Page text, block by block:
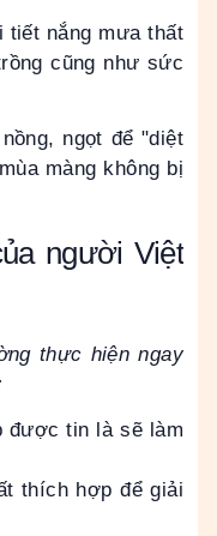
tiết nắng mưa thất
cũng như sức
ngọt để "diệt
màng không bị
người Việt
thực hiện ngay
được tin là sẽ làm
thích hợp để giải